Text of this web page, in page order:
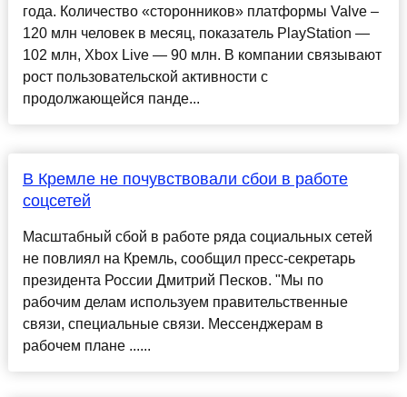
года. Количество «сторонников» платформы Valve –
120 млн человек в месяц, показатель PlayStation —
102 млн, Xbox Live — 90 млн. В компании связывают
рост пользовательской активности с
продолжающейся панде...
В Кремле не почувствовали сбои в работе
соцсетей
Масштабный сбой в работе ряда социальных сетей
не повлиял на Кремль, сообщил пресс-секретарь
президента России Дмитрий Песков. "Мы по
рабочим делам используем правительственные
связи, специальные связи. Мессенджерам в
рабочем плане ......